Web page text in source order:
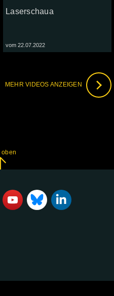
Laserschaua
vom 22.07.2022
MEHR VIDEOS ANZEIGEN
oben